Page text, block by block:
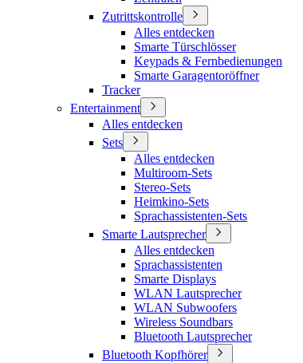
Zutrittskontrolle
Alles entdecken
Smarte Türschlösser
Keypads & Fernbedienungen
Smarte Garagentoröffner
Tracker
Entertainment
Alles entdecken
Sets
Alles entdecken
Multiroom-Sets
Stereo-Sets
Heimkino-Sets
Sprachassistenten-Sets
Smarte Lautsprecher
Alles entdecken
Sprachassistenten
Smarte Displays
WLAN Lautsprecher
WLAN Subwoofers
Wireless Soundbars
Bluetooth Lautsprecher
Bluetooth Kopfhörer